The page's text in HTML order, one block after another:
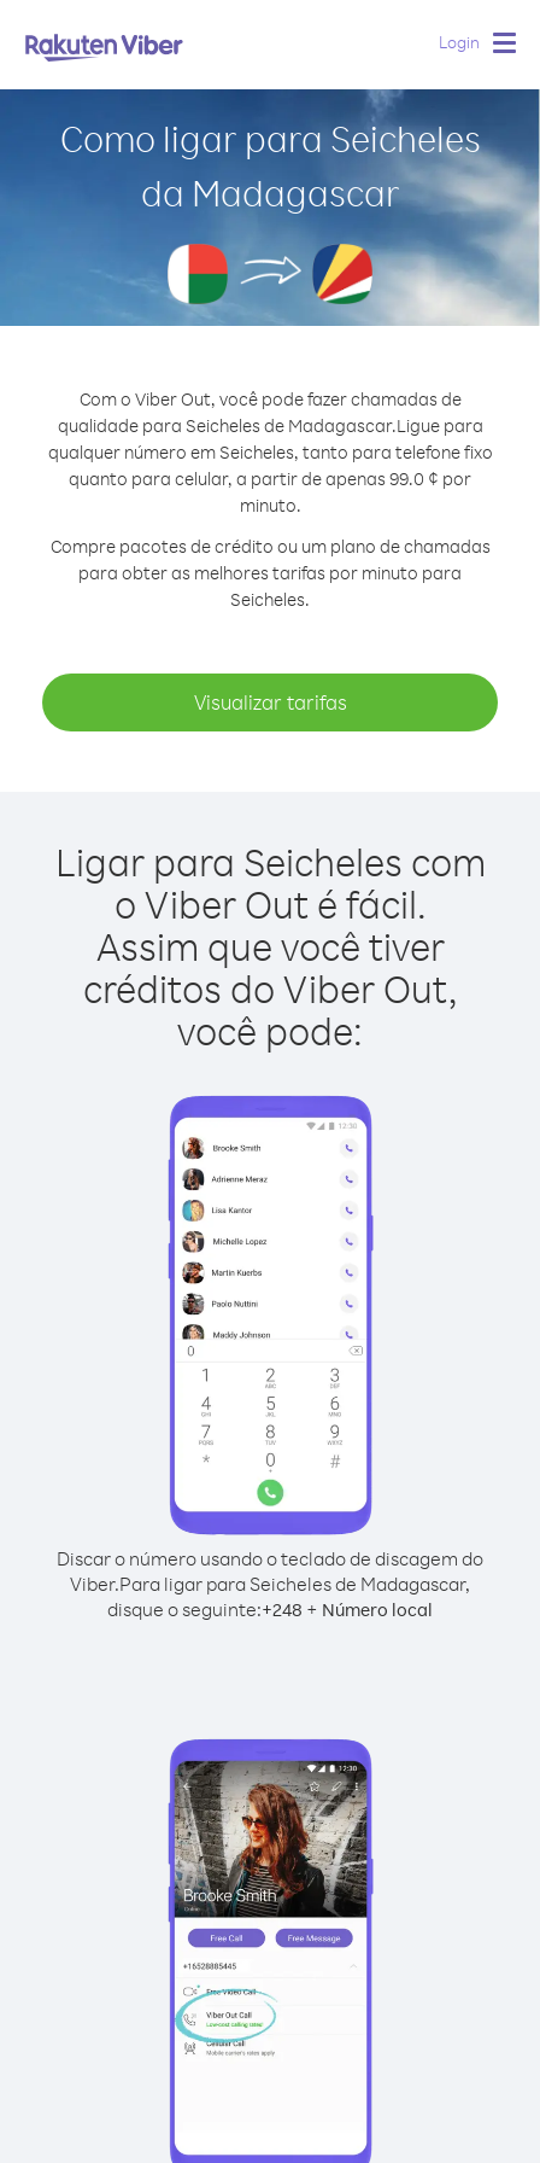
Login
Como ligar para Seicheles
da Madagascar
Com o Viber Out, você pode fazer chamadas de
qualidade para Seicheles de Madagascar.Ligue para
qualquer número em Seicheles, tanto para telefone fixo
quanto para celular, a partir de apenas 99.0 ¢ por
minuto.
Compre pacotes de crédito ou um plano de chamadas
para obter as melhores tarifas por minuto para
Seicheles.
Visualizar tarifas
Ligar para Seicheles com
o Viber Out é fácil.
Assim que você tiver
créditos do Viber Out,
você pode:
Discar o número usando o teclado de discagem do
Viber.Para ligar para Seicheles de Madagascar,
disque o seguinte:+248 + Número local